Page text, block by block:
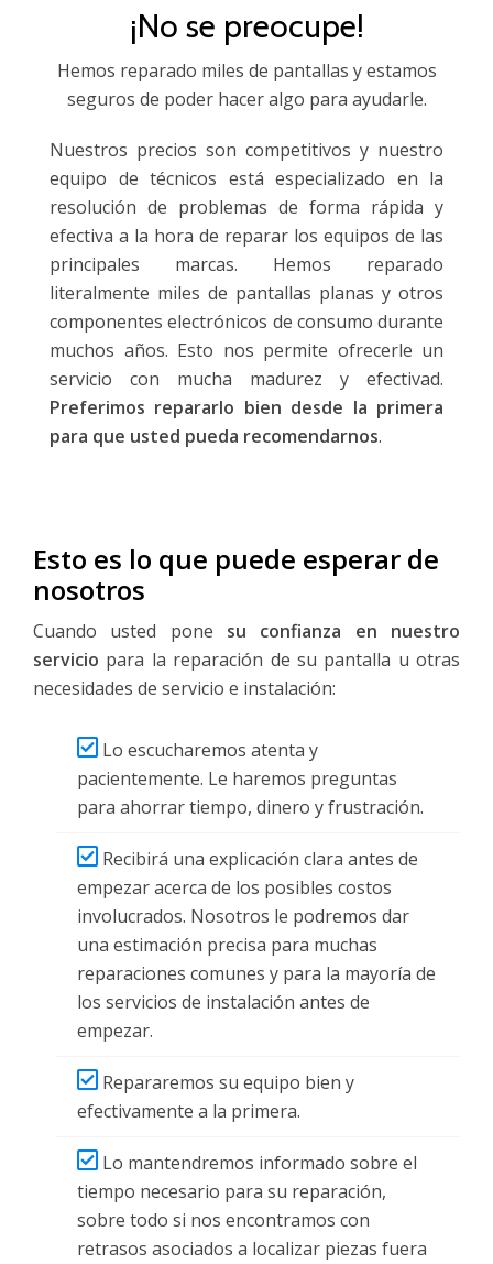
¡No se preocupe!
Hemos reparado miles de pantallas y estamos
seguros de poder hacer algo para ayudarle.
Nuestros precios son competitivos y nuestro
equipo de técnicos está especializado en la
resolución de problemas de forma rápida y
efectiva a la hora de reparar los equipos de las
principales marcas. Hemos reparado
literalmente miles de pantallas planas y otros
componentes electrónicos de consumo durante
muchos años. Esto nos permite ofrecerle un
servicio con mucha madurez y efectivad.
Preferimos repararlo bien desde la primera
para que usted pueda recomendarnos.
Esto es lo que puede esperar de
nosotros
Cuando usted pone su confianza en nuestro
servicio para la reparación de su pantalla u otras
necesidades de servicio e instalación:
Lo escucharemos atenta y
pacientemente. Le haremos preguntas
para ahorrar tiempo, dinero y frustración.
Recibirá una explicación clara antes de
empezar acerca de los posibles costos
involucrados. Nosotros le podremos dar
una estimación precisa para muchas
reparaciones comunes y para la mayoría de
los servicios de instalación antes de
empezar.
Repararemos su equipo bien y
efectivamente a la primera.
Lo mantendremos informado sobre el
tiempo necesario para su reparación,
sobre todo si nos encontramos con
retrasos asociados a localizar piezas fuera